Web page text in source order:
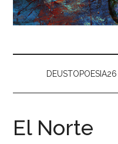
DEUSTOPOESIA26
El Norte